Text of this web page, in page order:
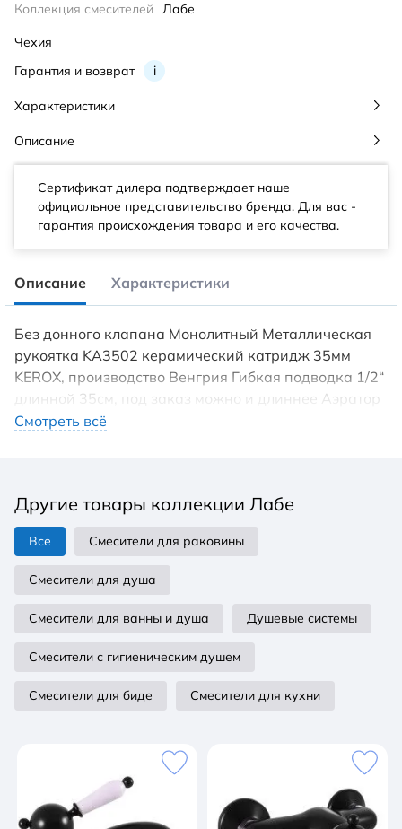
Гарантия и возврат i
Коллекция смесителей Лабе
Чехия
Характеристики
Описание
Сертификат дилера подтверждает наше
официальное представительство бренда. Для вас -
гарантия происхождения товара и его качества.
Описание Характеристики
Без донного клапана Монолитный Металлическая
рукоятка KA3502 керамический катридж 35мм
KEROX, производство Венгрия Гибкая подводка 1/2“
длинной 35см, под заказ можно и длиннее Аэратор
Neoperl, ситечко антикальк с резиновой насадкой.
производится в исполнении бронза
Смотреть всё
Другие товары коллекции Лабе
Все Смесители для раковины
Смесители для душа
Смесители для ванны и душа Душевые системы
Смесители с гигиеническим душем
Смесители для биде Смесители для кухни